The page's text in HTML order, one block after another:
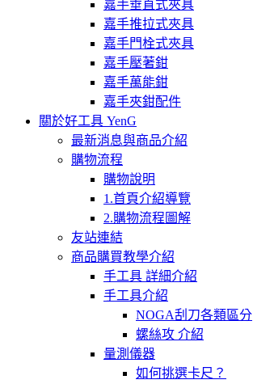
嘉手垂直式夾具
嘉手推拉式夾具
嘉手門栓式夾具
嘉手壓著鉗
嘉手萬能鉗
嘉手夾鉗配件
關於好工具 YenG
最新消息與商品介紹
購物流程
購物說明
1.首頁介紹導覽
2.購物流程圖解
友站連結
商品購買教學介紹
手工具 詳細介紹
手工具介紹
NOGA刮刀各類區分
螺絲攻 介紹
量測儀器
如何挑選卡尺？